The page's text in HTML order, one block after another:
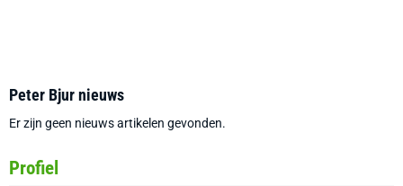
Peter Bjur nieuws
Er zijn geen nieuws artikelen gevonden.
Profiel